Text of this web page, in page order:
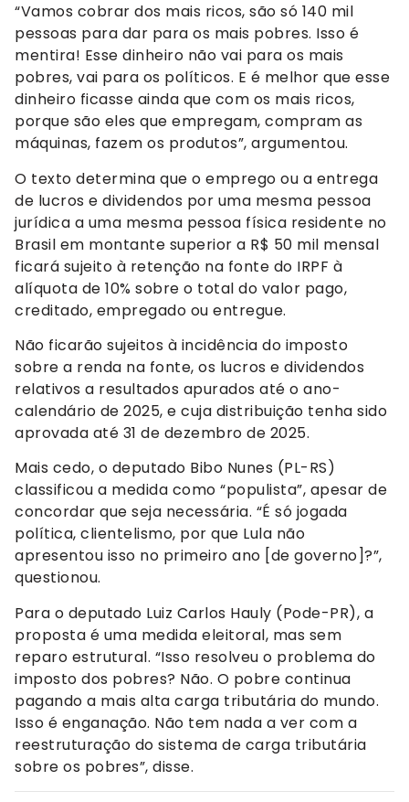
“Vamos cobrar dos mais ricos, são só 140 mil
pessoas para dar para os mais pobres. Isso é
mentira! Esse dinheiro não vai para os mais
pobres, vai para os políticos. E é melhor que esse
dinheiro ficasse ainda que com os mais ricos,
porque são eles que empregam, compram as
máquinas, fazem os produtos”, argumentou.
O texto determina que o emprego ou a entrega
de lucros e dividendos por uma mesma pessoa
jurídica a uma mesma pessoa física residente no
Brasil em montante superior a R$ 50 mil mensal
ficará sujeito à retenção na fonte do IRPF à
alíquota de 10% sobre o total do valor pago,
creditado, empregado ou entregue.
Não ficarão sujeitos à incidência do imposto
sobre a renda na fonte, os lucros e dividendos
relativos a resultados apurados até o ano-
calendário de 2025, e cuja distribuição tenha sido
aprovada até 31 de dezembro de 2025.
Mais cedo, o deputado Bibo Nunes (PL-RS)
classificou a medida como “populista”, apesar de
concordar que seja necessária. “É só jogada
política, clientelismo, por que Lula não
apresentou isso no primeiro ano [de governo]?”,
questionou.
Para o deputado Luiz Carlos Hauly (Pode-PR), a
proposta é uma medida eleitoral, mas sem
reparo estrutural. “Isso resolveu o problema do
imposto dos pobres? Não. O pobre continua
pagando a mais alta carga tributária do mundo.
Isso é enganação. Não tem nada a ver com a
reestruturação do sistema de carga tributária
sobre os pobres”, disse.